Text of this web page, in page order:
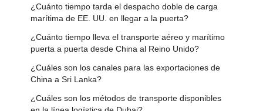
¿Cuánto tiempo tarda el despacho doble de carga
marítima de EE. UU. en llegar a la puerta?
¿Cuánto tiempo lleva el transporte aéreo y marítimo
puerta a puerta desde China al Reino Unido?
¿Cuáles son los canales para las exportaciones de
China a Sri Lanka?
¿Cuáles son los métodos de transporte disponibles